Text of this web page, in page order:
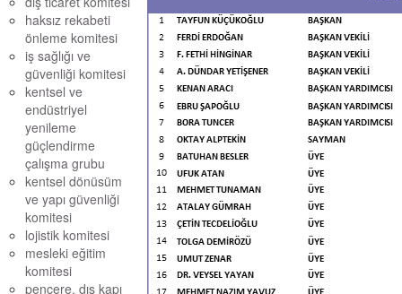
haksız rekabeti
önleme komitesi
iş sağlığı ve
güvenliği komitesi
kentsel ve
endüstriyel
yenileme
güçlendirme
çalışma grubu
kentsel dönüsüm
ve yapı güvenliği
komitesi
lojistik komitesi
mesleki eğitim
komitesi
pencere, dış kapı